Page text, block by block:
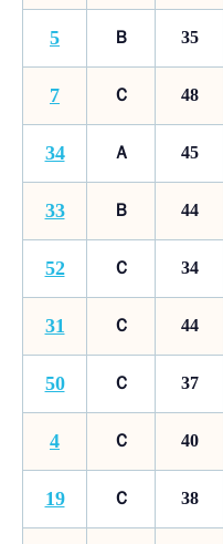
5 Ｂ 35
7 Ｃ 48
34 Ａ 45
33 Ｂ 44
52 Ｃ 34
31 Ｃ 44
50 Ｃ 37
4 Ｃ 40
19 Ｃ 38